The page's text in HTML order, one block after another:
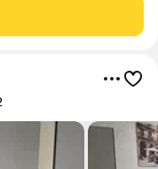
полностью